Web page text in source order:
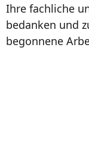
Ihre fachliche
bedanken und
begonnene